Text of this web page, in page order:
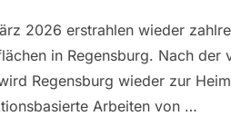
2026 erstrahlen wieder
in Regensburg. Nach
Regensburg wieder zur
Arbeiten von …